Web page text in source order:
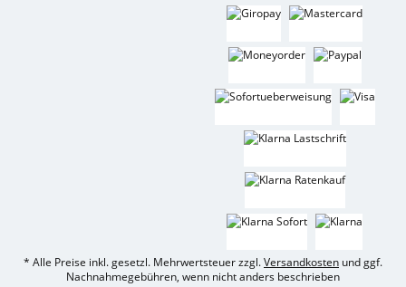
* Alle Preise inkl. gesetzl. Mehrwertsteuer zzgl.Versandkosten und ggf.
Nachnahmegebühren, wenn nicht anders beschrieben